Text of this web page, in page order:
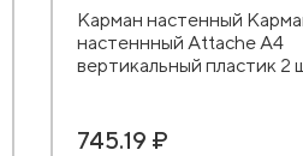
Карман настенный
настеннный Attache А4
вертикальный пластик 2
745.19 ₽